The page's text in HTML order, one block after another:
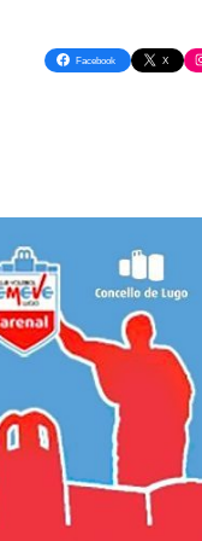
Facebook X